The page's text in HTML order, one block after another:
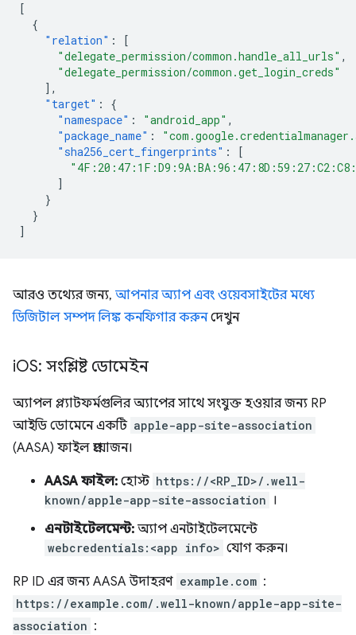
[
{
"relation" :
[
"delegate_permission/common.handle_all_urls" ,
"delegate_permission/common.get_login_creds"
],
"target" :
{
"namespace" : "android_app" ,
"package_name" :
"sha256_cert_fingerprints" :
[
]
}
}
]
আরও তথ্যের জন্য, আপনার অ্যাপ এবং ওয়েবসাইটের মধ্যে
ডিজিটাল সম্পদ লিঙ্ক কনফিগার করুনদেখুন
iOS: সংশ্লিষ্ট ডোমেইন
অ্যাপল প্ল্যাটফর্মগুলির অ্যাপের সাথে সংযুক্ত হওয়ার জন্য RP
আইডি ডোমেনে একটি apple-app-site-association
(AASA) ফাইল প্রয়োজন।
AASA ফাইল: হোস্ট https://<RP_ID>/.well-
known/apple-app-site-association ।
এনটাইটেলমেন্ট: অ্যাপ এনটাইটেলমেন্টে
webcredentials:<app info> যোগ করুন।
RP ID এর জন্য AASA উদাহরণ example.com :
https://example.com/.well-known/apple-app-site-
association :